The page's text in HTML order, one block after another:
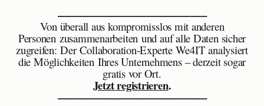
—————————————–
Von überall aus kompromisslos mit anderen
Personen zusammenarbeiten und auf alle Daten sicher
zugreifen: Der Collaboration-Experte We4IT analysiert
die Möglichkeiten Ihres Unternehmens – derzeit sogar
gratis vor Ort.
Jetzt registrieren.
—————————————–